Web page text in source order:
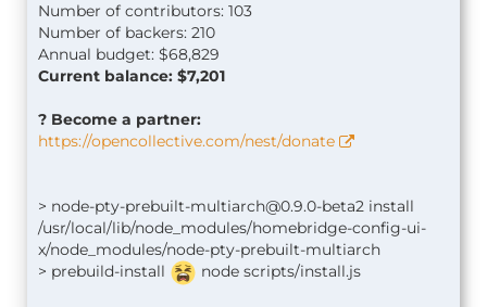
Number of contributors: 103
Number of backers: 210
Annual budget: $68,829
Current balance: $7,201
? Become a partner:
https://opencollective.com/nest/donate
> node-pty-prebuilt-multiarch@0.9.0-beta2 install
/usr/local/lib/node_modules/homebridge-config-ui-
x/node_modules/node-pty-prebuilt-multiarch
> prebuild-install
node scripts/install.js